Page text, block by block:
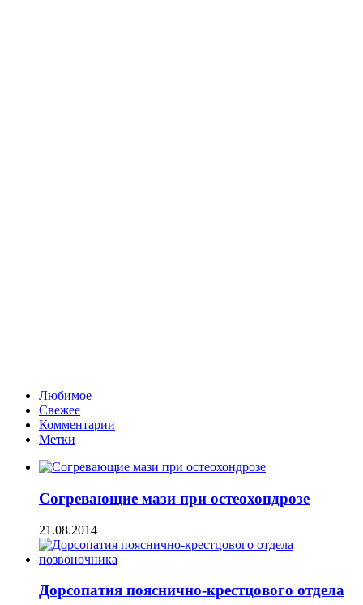
Любимое
Свежее
Комментарии
Метки
Согревающие мази при остеохондрозе
21.08.2014
Дорсопатия пояснично-крестцового отдела